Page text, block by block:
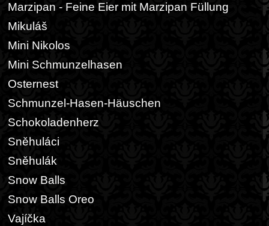
Marzipan - Feine Eier mit Marzipan Füllung
Mikuláš
Mini Nikolos
Mini Schmunzelhasen
Osternest
Schmunzel-Hasen-Häuschen
Schokoladenherz
Sněhuláci
Sněhulák
Snow Balls
Snow Balls Oreo
Vajíčka